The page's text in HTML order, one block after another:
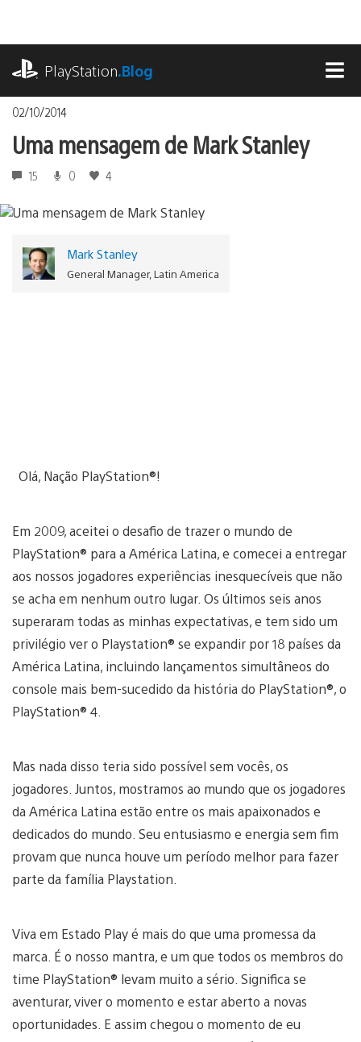
o
conteúdoPlayStation.Blog
02/10/2014
Uma mensagem de Mark Stanley
15 0 4
Mark Stanley
General Manager, Latin America
Olá, Nação PlayStation®!
Em 2009, aceitei o desafio de trazer o mundo de
PlayStation® para a América Latina, e comecei a entregar
aos nossos jogadores experiências inesquecíveis que não
se acha em nenhum outro lugar. Os últimos seis anos
superaram todas as minhas expectativas, e tem sido um
privilégio ver o Playstation® se expandir por 18 países da
América Latina, incluindo lançamentos simultâneos do
console mais bem-sucedido da história do PlayStation®, o
PlayStation® 4.
Mas nada disso teria sido possível sem vocês, os
jogadores. Juntos, mostramos ao mundo que os jogadores
da América Latina estão entre os mais apaixonados e
dedicados do mundo. Seu entusiasmo e energia sem fim
provam que nunca houve um período melhor para fazer
parte da família Playstation.
Viva em Estado Play é mais do que uma promessa da
marca. É o nosso mantra, e um que todos os membros do
time PlayStation® levam muito a sério. Significa se
aventurar, viver o momento e estar aberto a novas
oportunidades. E assim chegou o momento de eu